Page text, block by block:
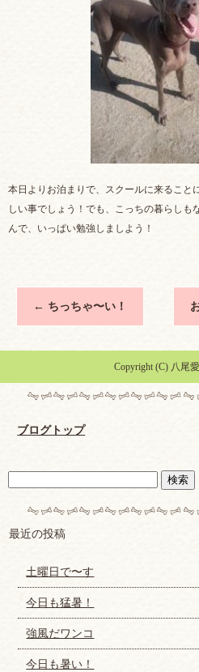
本日よりお泊まりで、スクールに来ること
しい事でしょう！でも、こっちの暮らしも
んで、いっぱい勉強しましよう！
← ちっちゃ〜い！
Copyright (C) 八尾
ブログトップ
最近の投稿
土曜日で〜す
今日も猛暑！
強風だワンコ
今日も暑い！